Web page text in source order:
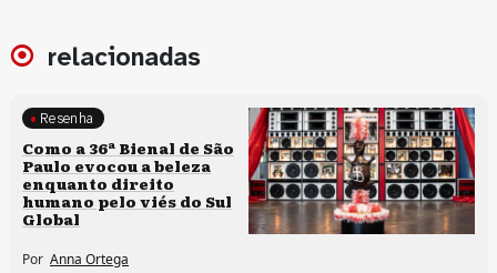
relacionadas
Processos artísticos
Resenha
Como a 36ª Bienal de São
Paulo evocou a beleza
enquanto direito
humano pelo viés do Sul
Global
Por Anna Ortega